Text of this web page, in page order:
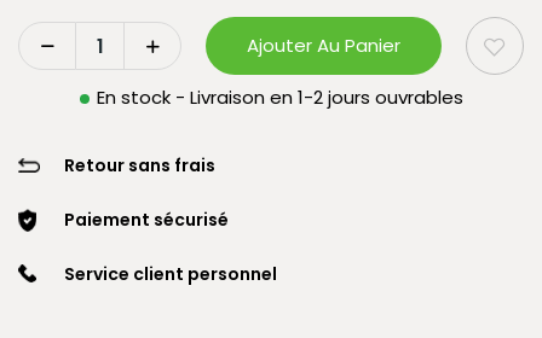
Ajouter Au Panier
En stock - Livraison en 1-2 jours ouvrables
Retour sans frais
Paiement sécurisé
Service client personnel